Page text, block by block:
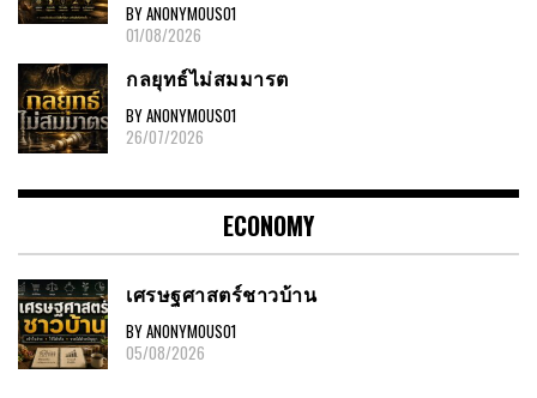
BY ANONYMOUS01
01/08/2026
กลยุทธ์ไม่สมมารต
BY ANONYMOUS01
26/07/2026
ECONOMY
เศรษฐศาสตร์ชาวบ้าน
BY ANONYMOUS01
05/08/2026